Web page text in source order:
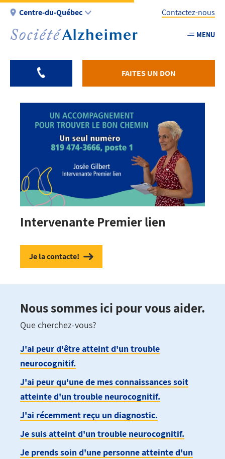
Aller
contenu
Centre-du-Québec
-
Fr
-
Contactez-nous
MENU
FAITES UN DON
Intervenante Premier lien
Je la contacte!
Nous sommes ici pour vous aider.
Que cherchez-vous?
J'ai peur d'être atteint d'un trouble
neurocognitif.
J'ai peur qu'une de mes connaissances soit
atteinte d'un trouble neurocognitif.
J'ai récemment reçu un diagnostic.
Je suis atteint d'un trouble neurocognitif.
Je prends soin d'une personne atteinte d'un